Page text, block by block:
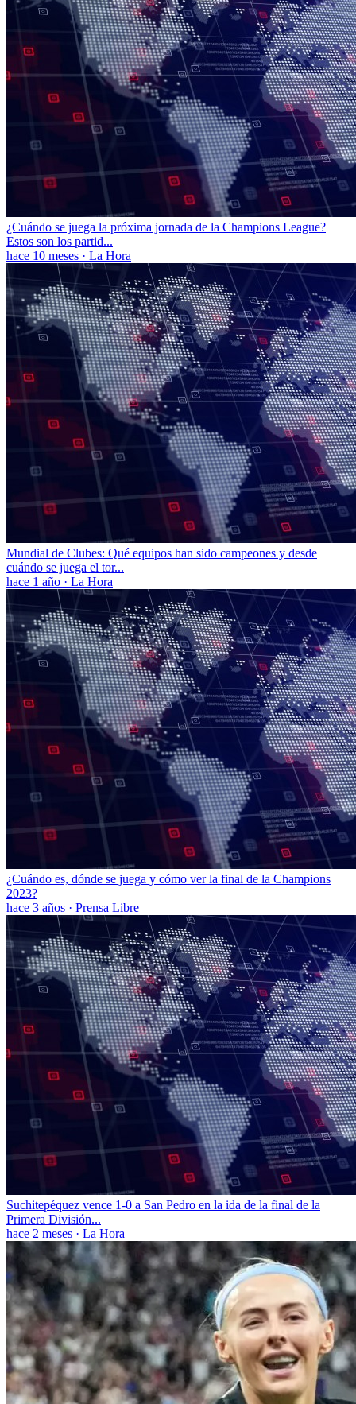
¿Cuándo se juega la próxima jornada de la Champions League?
Estos son los partid...
hace 10 meses · La Hora
Mundial de Clubes: Qué equipos han sido campeones y desde
cuándo se juega el tor...
hace 1 año · La Hora
¿Cuándo es, dónde se juega y cómo ver la final de la Champions
2023?
hace 3 años · Prensa Libre
Suchitepéquez vence 1-0 a San Pedro en la ida de la final de la
Primera División...
hace 2 meses · La Hora